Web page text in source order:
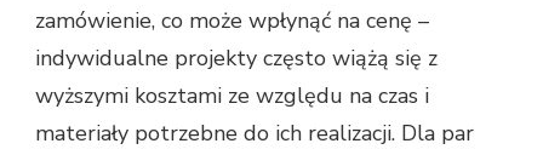
zamówienie, co może wpłynąć na cenę –
indywidualne projekty często wiążą się z
wyższymi kosztami ze względu na czas i
materiały potrzebne do ich realizacji. Dla par